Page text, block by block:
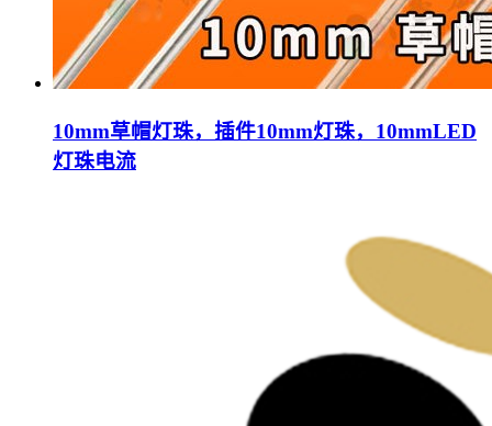
10mm草帽灯珠，插件10mm灯珠，10mmLED
灯珠电流